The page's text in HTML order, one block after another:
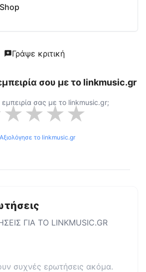
Γράψε κριτική
σου με το linkmusic.gr
εμπειρία σας με το linkmusic.gr;
★★★★
Αξιολόγησε το linkmusic.gr
ΓΙΑ ΤΟ LINKMUSIC.GR
συχνές ερωτήσεις ακόμα.